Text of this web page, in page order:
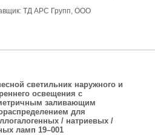
ТД АРС Групп, ООО
светильник наружного и
освещения с
заливающим
для
/ натриевых /
ламп 19–001